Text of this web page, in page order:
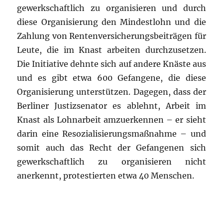
gewerkschaftlich zu organisieren und durch
diese Organisierung den Mindestlohn und die
Zahlung von Rentenversicherungsbeiträgen für
Leute, die im Knast arbeiten durchzusetzen.
Die Initiative dehnte sich auf andere Knäste aus
und es gibt etwa 600 Gefangene, die diese
Organisierung unterstützen. Dagegen, dass der
Berliner Justizsenator es ablehnt, Arbeit im
Knast als Lohnarbeit amzuerkennen – er sieht
darin eine Resozialisierungsmaßnahme – und
somit auch das Recht der Gefangenen sich
gewerkschaftlich zu organisieren nicht
anerkennt, protestierten etwa 40 Menschen.